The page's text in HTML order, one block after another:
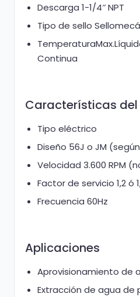
Descarga 1-1/4″ NPT
Tipo de sello
Continua
Características
Tipo eléctrico
Diseño 56J o JM
Velocidad 3.600 RPM
Factor de servicio 1,2 ó
Frecuencia 60Hz
Aplicaciones
Aprovisionamiento de
Extracción de agua de